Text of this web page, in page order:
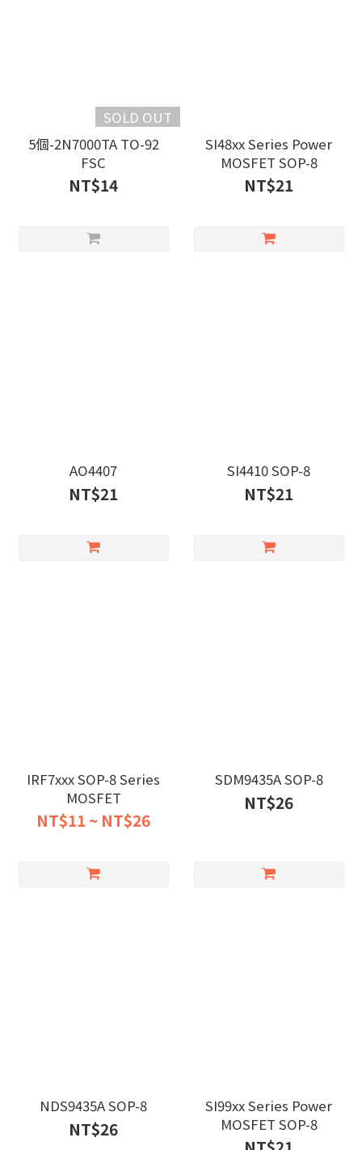
SOLD OUT
5個-2N7000TA TO-92
FSC
NT$14
SI48xx Series Power
MOSFET SOP-8
NT$21
AO4407
NT$21
SI4410 SOP-8
NT$21
IRF7xxx SOP-8 Series
MOSFET
NT$11 ~ NT$26
SDM9435A SOP-8
NT$26
NDS9435A SOP-8
NT$26
SI99xx Series Power
MOSFET SOP-8